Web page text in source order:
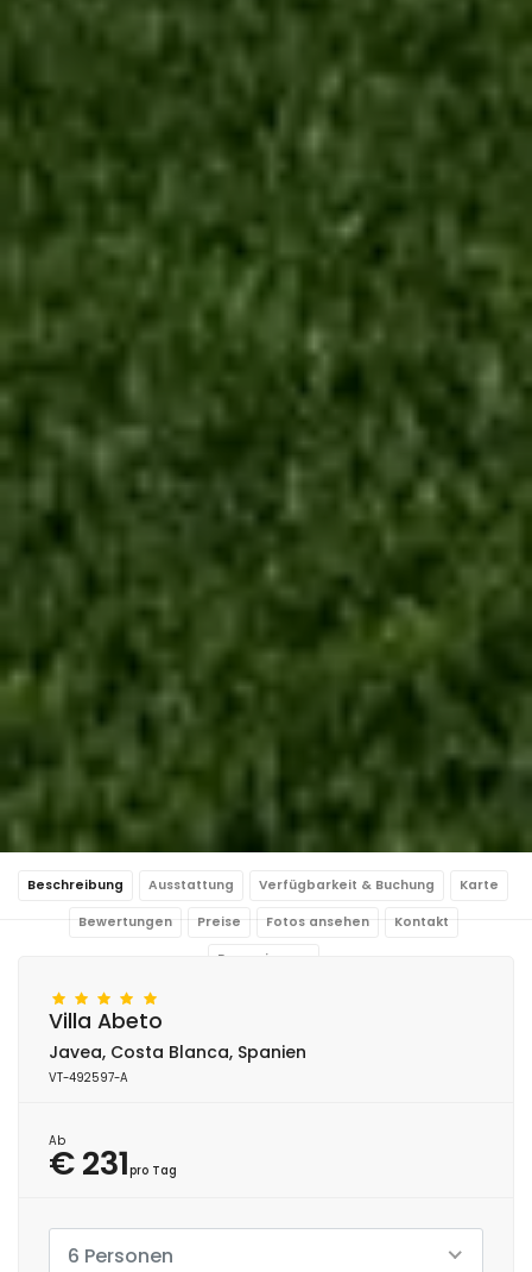
Beschreibung Ausstattung Verfügbarkeit & Buchung Karte
Bewertungen Preise Fotos ansehen Kontakt
Reservierung
Villa Abeto
Javea, Costa Blanca, Spanien
VT-492597-A
Ab
€ 231pro Tag
6 Personen